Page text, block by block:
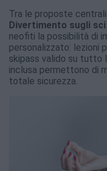
Tra le proposte centrali
Divertimento sugli
neofiti la possibilità di
personalizzato: lezioni
skipass valido su tutto
inclusa permettono di
totale sicurezza.